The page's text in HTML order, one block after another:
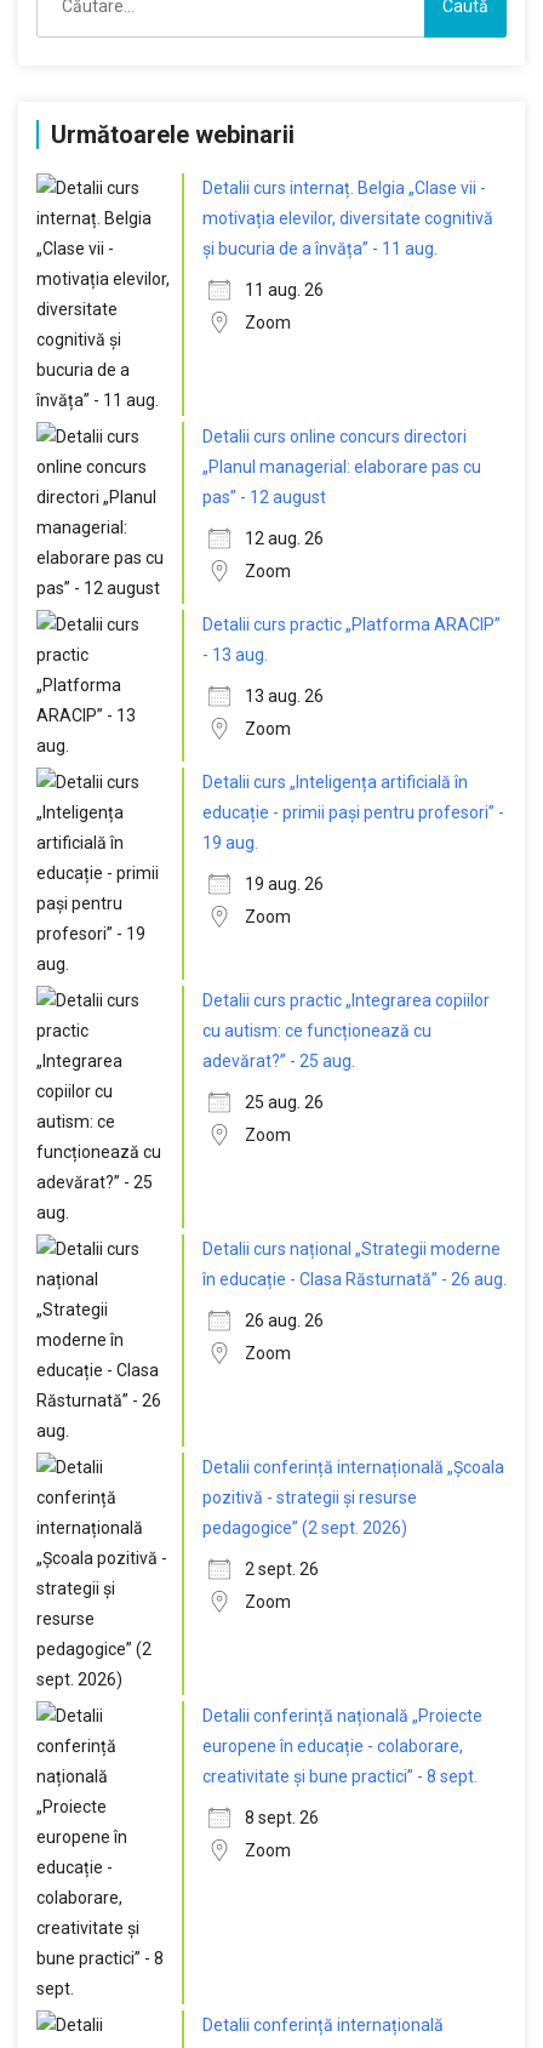
după:
Următoarele webinarii
Detalii curs internaț. Belgia „Clase vii -
motivația elevilor, diversitate cognitivă
și bucuria de a învăța” - 11 aug.
11 aug. 26
Zoom
Detalii curs online concurs directori
„Planul managerial: elaborare pas cu
pas” - 12 august
12 aug. 26
Zoom
Detalii curs practic „Platforma ARACIP”
- 13 aug.
13 aug. 26
Zoom
Detalii curs „Inteligența artificială în
educație - primii pași pentru profesori” -
19 aug.
19 aug. 26
Zoom
Detalii curs practic „Integrarea copiilor
cu autism: ce funcționează cu
adevărat?” - 25 aug.
25 aug. 26
Zoom
Detalii curs național „Strategii moderne
în educație - Clasa Răsturnată” - 26 aug.
26 aug. 26
Zoom
Detalii conferință internațională „Școala
pozitivă - strategii și resurse
pedagogice” (2 sept. 2026)
2 sept. 26
Zoom
Detalii conferință națională „Proiecte
europene în educație - colaborare,
creativitate și bune practici” - 8 sept.
8 sept. 26
Zoom
Detalii conferință internațională